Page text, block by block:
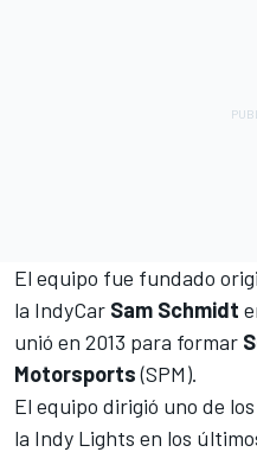
El equipo fue fundado
la IndyCar Sam Schmidt
unió en 2013 para formar
Motorsports(SPM).
El equipo dirigió uno de
la Indy Lights en los